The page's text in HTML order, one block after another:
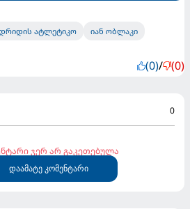
ატლეტიკო იან ობლაკი
(0)/ (0)
0
ჯერ არ გაკეთებულა
დაამატე კომენტარი